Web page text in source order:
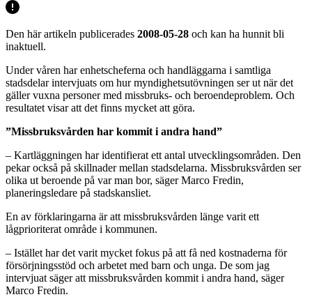
Den här artikeln publicerades 2008-05-28 och kan ha hunnit bli
inaktuell.
Under våren har enhetscheferna och handläggarna i samtliga
stadsdelar intervjuats om hur myndighetsutövningen ser ut när det
gäller vuxna personer med missbruks- och beroendeproblem. Och
resultatet visar att det finns mycket att göra.
”Missbruksvården har kommit i andra hand”
– Kartläggningen har identifierat ett antal utvecklingsområden. Den
pekar också på skillnader mellan stadsdelarna. Missbruksvården ser
olika ut beroende på var man bor, säger Marco Fredin,
planeringsledare på stadskansliet.
En av förklaringarna är att missbruksvården länge varit ett
lågprioriterat område i kommunen.
– Istället har det varit mycket fokus på att få ned kostnaderna för
försörjningsstöd och arbetet med barn och unga. De som jag
intervjuat säger att missbruksvården kommit i andra hand, säger
Marco Fredin.